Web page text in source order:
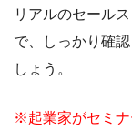
リアルのセール
で、しっかり確
しょう。
※起業家がセミナ